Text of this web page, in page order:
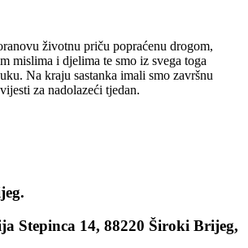
životnu priču popraćenu drogom,
mislima i djelima te smo iz svega toga
Na kraju sastanka imali smo završnu
za nadolazeći tjedan.
Stepinca 14, 88220 Široki Brijeg,